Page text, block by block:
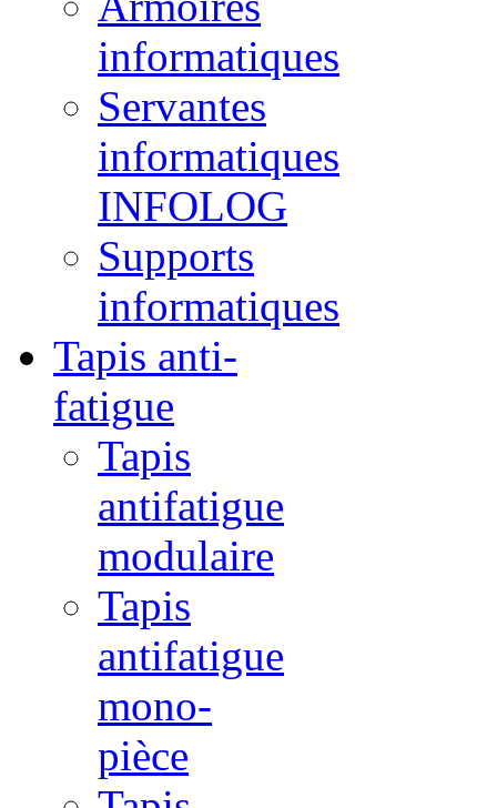
informatiques
Servantes
informatiques
INFOLOG
Supports
informatiques
Tapis anti-
fatigue
Tapis
antifatigue
modulaire
Tapis
antifatigue
mono-
pièce